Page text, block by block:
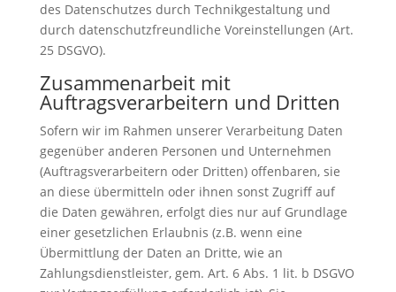
des Datenschutzes durch Technikgestaltung und
durch datenschutzfreundliche Voreinstellungen (Art.
25 DSGVO).
Zusammenarbeit mit
Auftragsverarbeitern und Dritten
Sofern wir im Rahmen unserer Verarbeitung Daten
gegenüber anderen Personen und Unternehmen
(Auftragsverarbeitern oder Dritten) offenbaren, sie
an diese übermitteln oder ihnen sonst Zugriff auf
die Daten gewähren, erfolgt dies nur auf Grundlage
einer gesetzlichen Erlaubnis (z.B. wenn eine
Übermittlung der Daten an Dritte, wie an
Zahlungsdienstleister, gem. Art. 6 Abs. 1 lit. b DSGVO